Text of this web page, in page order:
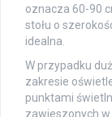
oznacza 60-90
stołu o
idealna.
W przypadku
zakresie
punktami
zawieszonych